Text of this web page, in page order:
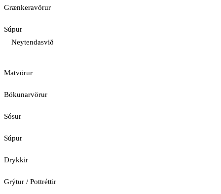
Grænkeravörur
Súpur
Neytendasvið
Matvörur
Bökunarvörur
Sósur
Súpur
Drykkir
Grýtur / Pottréttir